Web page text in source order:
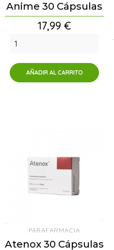
Anime 30 Cápsulas
Precio
17,99 €
AÑADIR AL CARRITO
PARAFARMACIA
Atenox 30 Cápsulas